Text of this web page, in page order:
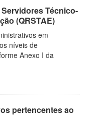
Técnico-
(QRSTAE)
em
níveis de
Anexo I da
pertencentes ao